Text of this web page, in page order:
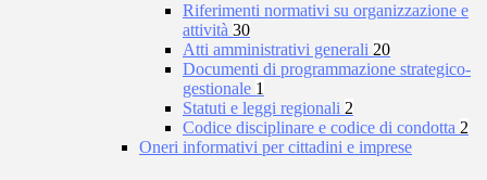
Riferimenti normativi su organizzazione e
attività 30
Atti amministrativi generali 20
Documenti di programmazione strategico-
gestionale 1
Statuti e leggi regionali 2
Codice disciplinare e codice di condotta 2
Oneri informativi per cittadini e imprese